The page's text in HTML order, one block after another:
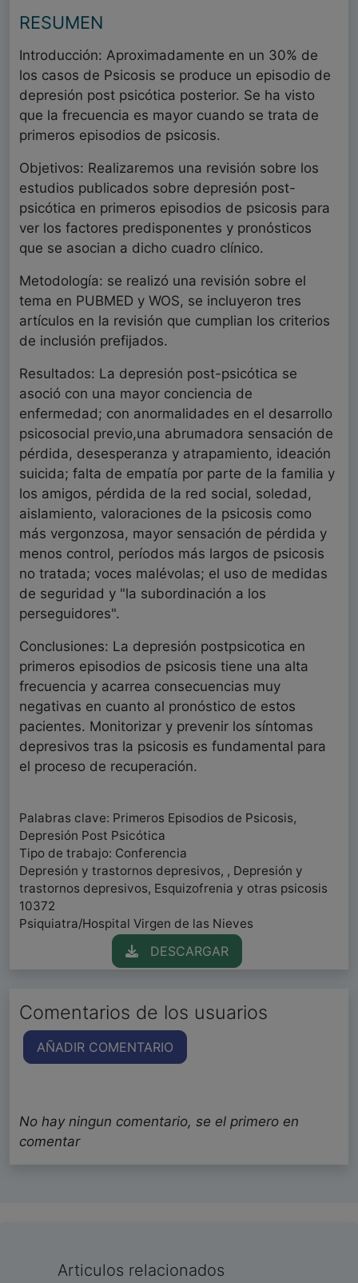
RESUMEN
Introducción: Aproximadamente en un 30% de
los casos de Psicosis se produce un episodio de
depresión post psicótica posterior. Se ha visto
que la frecuencia es mayor cuando se trata de
primeros episodios de psicosis.
Objetivos: Realizaremos una revisión sobre los
estudios publicados sobre depresión post-
psicótica en primeros episodios de psicosis para
ver los factores predisponentes y pronósticos
que se asocian a dicho cuadro clínico.
Metodología: se realizó una revisión sobre el
tema en PUBMED y WOS, se incluyeron tres
artículos en la revisión que cumplian los criterios
de inclusión prefijados.
Resultados: La depresión post-psicótica se
asoció con una mayor conciencia de
enfermedad; con anormalidades en el desarrollo
psicosocial previo,una abrumadora sensación de
pérdida, desesperanza y atrapamiento, ideación
suicida; falta de empatía por parte de la familia y
los amigos, pérdida de la red social, soledad,
aislamiento, valoraciones de la psicosis como
más vergonzosa, mayor sensación de pérdida y
menos control, períodos más largos de psicosis
no tratada; voces malévolas; el uso de medidas
de seguridad y "la subordinación a los
perseguidores".
Conclusiones: La depresión postpsicotica en
primeros episodios de psicosis tiene una alta
frecuencia y acarrea consecuencias muy
negativas en cuanto al pronóstico de estos
pacientes. Monitorizar y prevenir los síntomas
depresivos tras la psicosis es fundamental para
el proceso de recuperación.
Palabras clave: Primeros Episodios de Psicosis,
Depresión Post Psicótica
Tipo de trabajo: Conferencia
Depresión y trastornos depresivos, , Depresión y
trastornos depresivos, Esquizofrenia y otras psicosis
10372
Psiquiatra/Hospital Virgen de las Nieves
DESCARGAR
Comentarios de los usuarios
AÑADIR COMENTARIO
No hay ningun comentario, se el primero en
comentar
Articulos relacionados